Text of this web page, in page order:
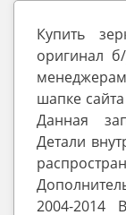
Купить
оригинал
шапке
Данная
Детали
2004-2014